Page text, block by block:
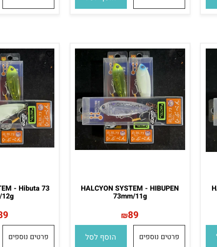
פרטים נוספים הוסף לסל פרטים נוספים
HALCYON SYSTEM - HIBUPEN
73mm/11g
₪89
- Hibuta 73
12g
89